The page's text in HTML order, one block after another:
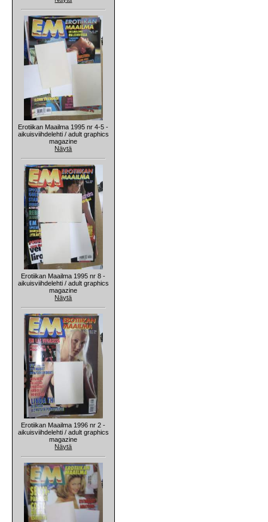
Erotiikan Maailma 1995 nr 4-5 -
aikuisviihdelehti / adult graphics
magazine
Näytä
Erotiikan Maailma 1995 nr 8 -
aikuisviihdelehti / adult graphics
magazine
Näytä
Erotiikan Maailma 1996 nr 2 -
aikuisviihdelehti / adult graphics
magazine
Näytä